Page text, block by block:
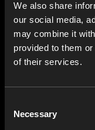
We also share
our social media,
may combine it
provided to them
of their services.
Selection
Necessary